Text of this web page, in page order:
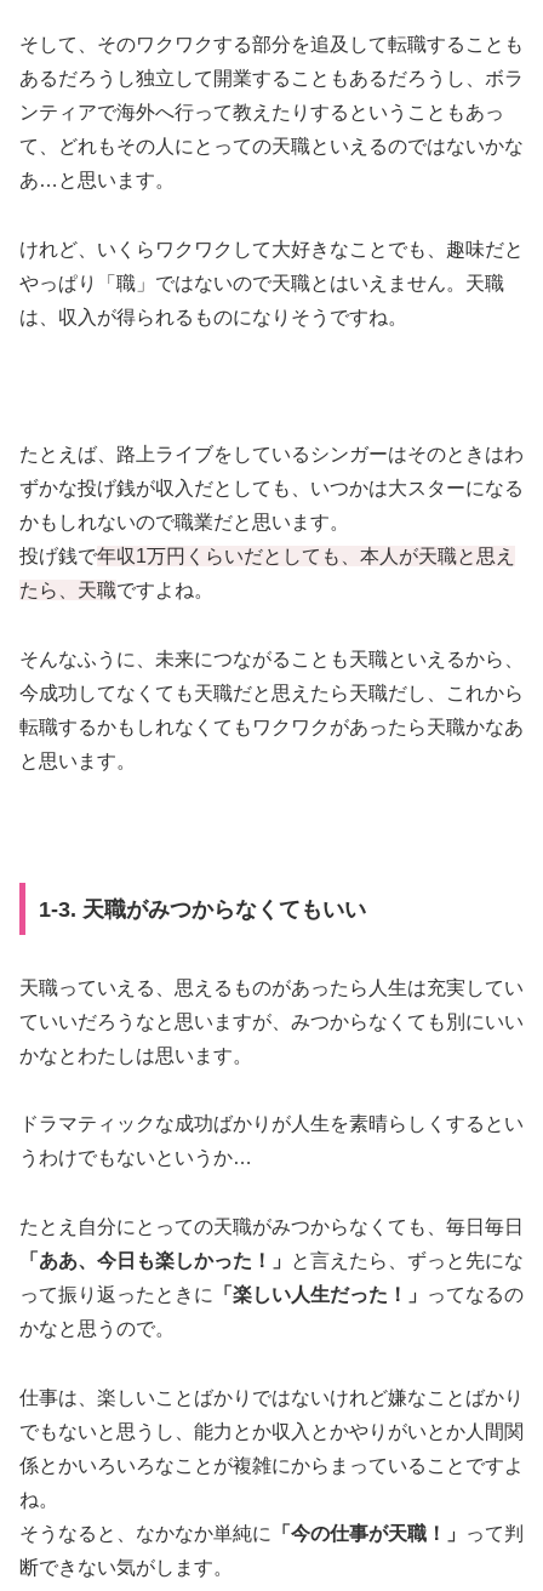
そして、そのワクワクする部分を追及して転職することも
あるだろうし独立して開業することもあるだろうし、ボラ
ンティアで海外へ行って教えたりするということもあっ
て、どれもその人にとっての天職といえるのではないかな
あ…と思います。
けれど、いくらワクワクして大好きなことでも、趣味だと
やっぱり「職」ではないので天職とはいえません。天職
は、収入が得られるものになりそうですね。
たとえば、路上ライブをしているシンガーはそのときはわ
ずかな投げ銭が収入だとしても、いつかは大スターになる
かもしれないので職業だと思います。
投げ銭で年収1万円くらいだとしても、本人が天職と思え
たら、天職ですよね。
そんなふうに、未来につながることも天職といえるから、
今成功してなくても天職だと思えたら天職だし、これから
転職するかもしれなくてもワクワクがあったら天職かなあ
と思います。
1-3. 天職がみつからなくてもいい
天職っていえる、思えるものがあったら人生は充実してい
ていいだろうなと思いますが、みつからなくても別にいい
かなとわたしは思います。
ドラマティックな成功ばかりが人生を素晴らしくするとい
うわけでもないというか…
たとえ自分にとっての天職がみつからなくても、毎日毎日
「ああ、今日も楽しかった！」
と言えたら、ずっと先にな
って振り返ったときに
「楽しい人生だった！」
ってなるの
かなと思うので。
仕事は、楽しいことばかりではないけれど嫌なことばかり
でもないと思うし、能力とか収入とかやりがいとか人間関
係とかいろいろなことが複雑にからまっていることですよ
ね。
そうなると、なかなか単純に
「今の仕事が天職！」
って判
断できない気がします。